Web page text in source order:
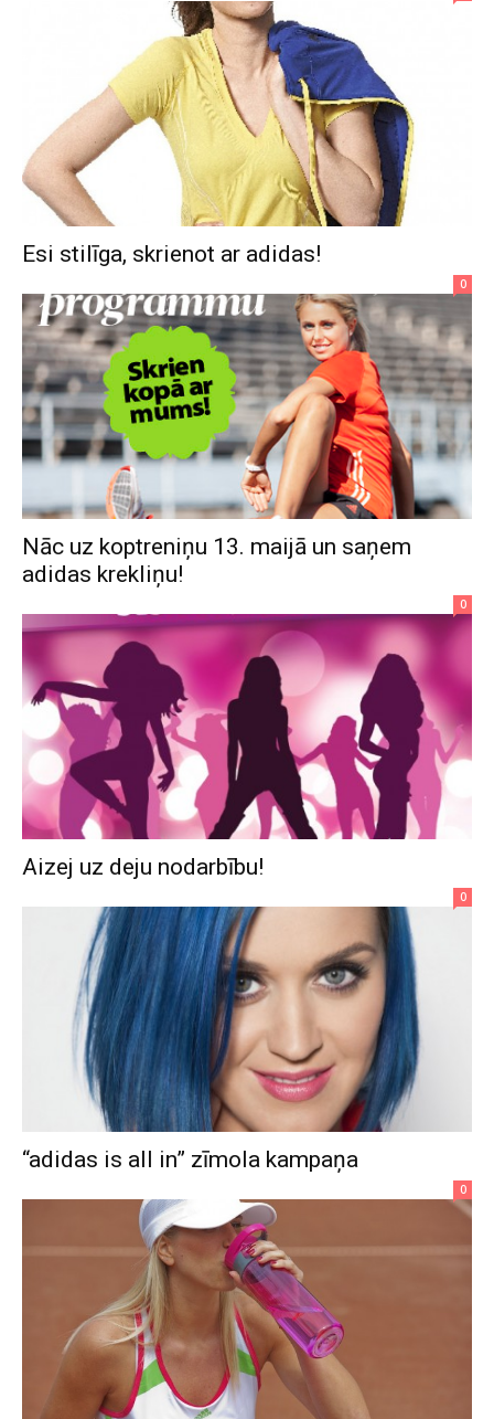
Esi stilīga, skrienot ar adidas!
0
Nāc uz koptreniņu 13. maijā un saņem
adidas krekliņu!
0
Aizej uz deju nodarbību!
0
“adidas is all in” zīmola kampaņa
0